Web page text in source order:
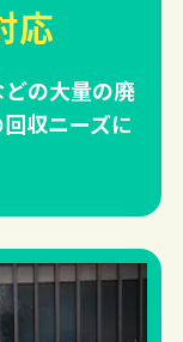
応
の大量の廃
収ニーズに